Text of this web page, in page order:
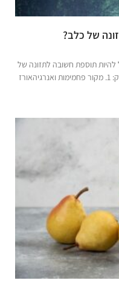
של כלב?
להיות תוספת חשובה לתזונה של
הכלב שלך. הנה כמה מהיתרונות שאורז מספק: 1. מקור פחמימות ואנרגיהאורז